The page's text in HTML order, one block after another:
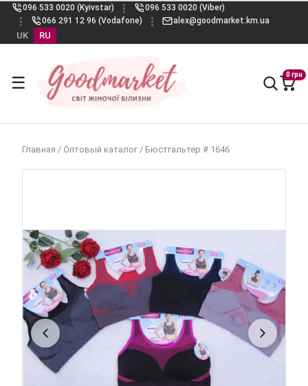
096 533 0020 (Kyivstar)
096 533 0020 (Viber)
066 291 12 96 (Vodafone)
alex@goodmarket.km.ua
UK RU
☰ 0 грн
Главная / Оптовый каталог / Бюстгальтер # 1646